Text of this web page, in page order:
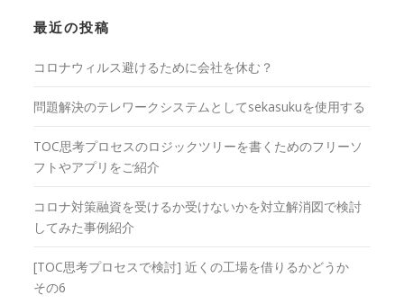
最近の投稿
コロナウィルス避けるために会社を休む？
問題解決のテレワークシステムとしてsekasukuを使用する
TOC思考プロセスのロジックツリーを書くためのフリーソ
フトやアプリをご紹介
コロナ対策融資を受けるか受けないかを対立解消図で検討
してみた事例紹介
[TOC思考プロセスで検討] 近くの工場を借りるかどうか
その6